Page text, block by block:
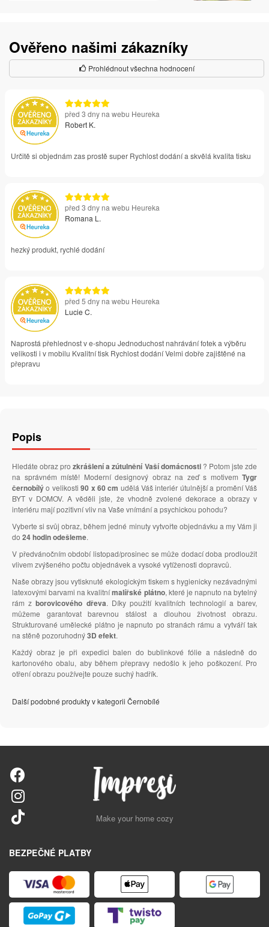
Ověřeno našimi zákazníky
Prohlédnout všechna hodnocení
před 3 dny na webu Heureka
Robert K.
Určitě si objednám zas prostě super Rychlost dodání a skvělá kvalita tisku
před 3 dny na webu Heureka
Romana L.
hezký produkt, rychlé dodání
před 5 dny na webu Heureka
Lucie C.
Naprostá přehlednost v e-shopu Jednoduchost nahrávání fotek a výběru
velikosti i v mobilu Kvalitní tisk Rychlost dodání Velmi dobře zajištěné na
přepravu
Popis
Hledáte obraz prozkrášlení a zútulnění Vaší domácnosti? Potom jste zde
na správném místě! Moderní designový obraz na zeď s motivem Tygr
černobílýo velikosti90 x 60 cm udělá Váš interiér útulnější a promění Váš
BYT v DOMOV. A věděli jste, že vhodně zvolené dekorace a obrazy v
interiéru mají pozitivní vliv na Vaše vnímání a psychickou pohodu?
Vyberte si svůj obraz, během jedné minuty vytvořte objednávku a my Vám ji
do 24 hodin odešleme.
V předvánočním období listopad/prosinec se může dodací doba prodloužit
vlivem zvýšeného počtu objednávek a vysoké vytíženosti dopravců.
Naše obrazy jsou vytisknuté ekologickým tiskem s hygienicky nezávadnými
latexovými barvami na kvalitnímalířské plátno, které je napnuto na bytelný
rám zborovicového dřeva. Díky použití kvalitních technologií a barev,
můžeme garantovat barevnou stálost a dlouhou životnost obrazu.
Strukturované umělecké plátno je napnuto po stranách rámu a vytváří tak
na stěně pozoruhodný3D efekt.
Každý obraz je při expedici balen do bublinkové fólie a následně do
kartonového obalu, aby během přepravy nedošlo k jeho poškození. Pro
otření obrazu používejte pouze suchý hadřík.
Další podobné produkty v kategorii Černobílé
Make your home cozy
BEZPEČNÉ PLATBY